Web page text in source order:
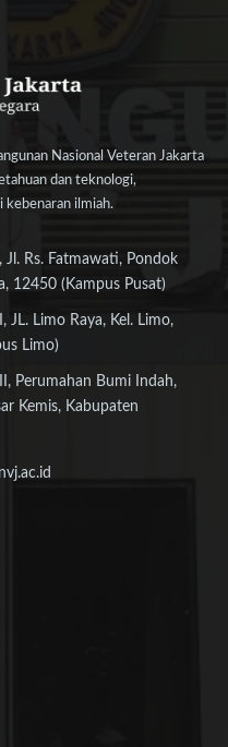
Nasional Veteran Jakarta
dan teknologi,
kebenaran ilmiah.
Jl. Rs. Fatmawati, Pondok
12450 (Kampus Pusat)
JL. Limo Raya, Kel. Limo,
Limo)
Perumahan Bumi Indah,
Kemis, Kabupaten